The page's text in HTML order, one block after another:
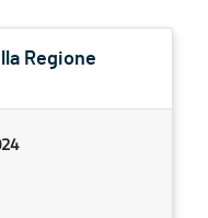
Regione